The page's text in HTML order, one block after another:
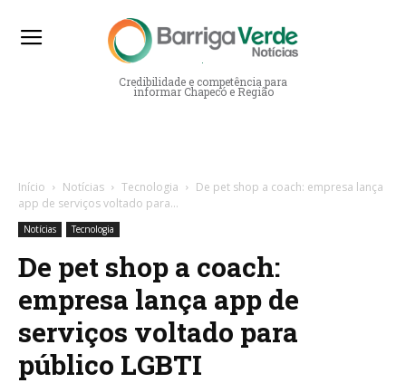
Barriga Verde Notícias
Credibilidade e competência para
informar Chapecó e Região
Início Notícias Tecnologia
De pet shop a coach: empresa lança
app de serviços voltado para...
Notícias Tecnologia
De pet shop a coach:
empresa lança app de
serviços voltado para
público LGBTI